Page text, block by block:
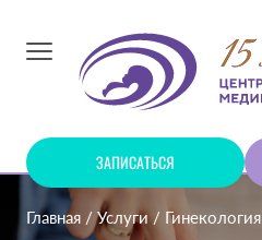
ЗАПИСАТЬСЯ
Главная Услуги Гинекология